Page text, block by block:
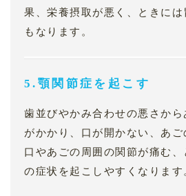
果、栄養摂取が悪く、ときに
もなります。
5.顎関節症を起こす
歯並びやかみ合わせの悪さから
がかかり、口が開かない、あご
口やあごの周囲の関節が痛む
の症状を起こしやすくなります